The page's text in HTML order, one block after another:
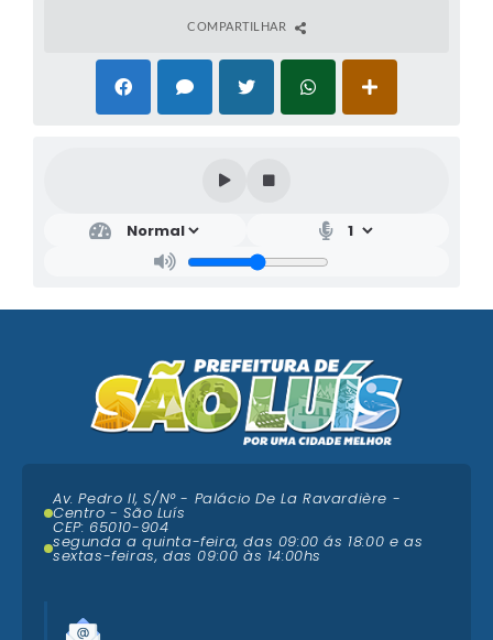
COMPARTILHAR
Av. Pedro II, S/N° - Palácio De La Ravardière -
Centro - São Luís
CEP: 65010-904
segunda a quinta-feira, das 09:00 ás 18:00 e as
sextas-feiras, das 09:00 às 14:00hs